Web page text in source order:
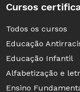
Cada buscador
Nos últimos
popular por ter
muito
Cursos
Todos os cursos
Educação
Educação Infantil
Alfabetização e
Ensino